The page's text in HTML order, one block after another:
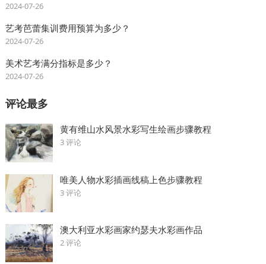
2024-07-26
艺考芭蕾集训费用预算为多少？
2024-07-26
美术艺考满分指标是多少？
2024-07-26
评论最多
黄有维山水风景水彩写生绘画步骤教程
3 评论
唯美人物水彩插画线稿上色步骤教程
3 评论
澳大利亚水彩画家约瑟夫水彩画作品
2 评论